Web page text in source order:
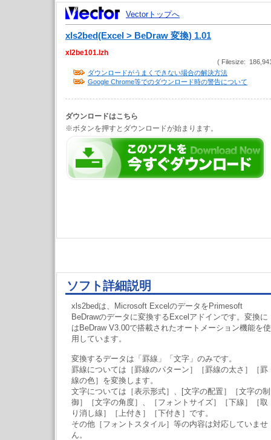
Vectorトップへ
xls2bed(Excel > BeDraw 変換) 1.01
xl2be101.lzh
( Filesize:
ダウンロードがうまくできない場合の解決方法
Google Chrome等でのダウンロード時の警告について
ダウンロードはこちら
※ボタンを押すとダウンロードが始まります。
ソフト詳細説明
xls2bedは、Microsoft ExcelのデータをPrimesoft
BeDrawのデータに変換するExcelアドインです。変換に
はBeDraw V3.00で搭載されたオートメーション機能を使
用しています。
変換するデータは「罫線」「文字」のみです。
罫線については［罫線のパターン］［罫線の太さ］［罫
線の色］を変換します。
文字については［表示形式］、[文字の配置］［文字の制
御］［文字の角度］、［フォントサイズ］［下線］［取
り消し線］［上付き］［下付き］です。
その他［フォントスタイル］等の内容は対応していませ
ん。